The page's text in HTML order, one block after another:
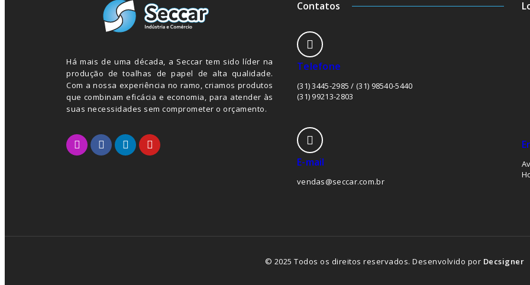
Há mais de uma década, a Seccar tem sido líder na
produção de toalhas de papel de alta qualidade.
Com a nossa experiência no ramo, criamos produtos
que combinam eficácia e economia, para atender às
suas necessidades sem comprometer o orçamento.
Contatos
Telefone
(31) 3445-2985 / (31) 98540-5440
(31) 99213-2803
E-mail
vendas@seccar.com.br
© 2025 Todos os direitos reservados. Desenvolvido por Decsigner